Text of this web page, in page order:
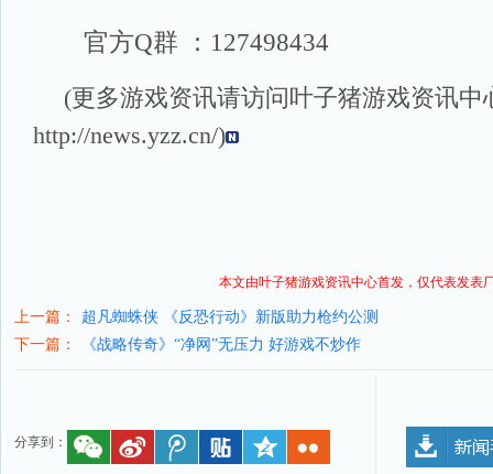
官方Q群 ：127498434
(更多游戏资讯请访问叶子猪游戏资讯中
http://news.yzz.cn/)
本文由叶子猪游戏资讯中心首发，仅代表发表
上一篇：
超凡蜘蛛侠 《反恐行动》新版助力枪约公测
下一篇：
《战略传奇》“净网”无压力 好游戏不炒作
分享到：